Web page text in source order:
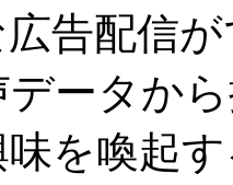
告配信
データか
を喚起